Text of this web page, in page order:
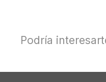
Podría